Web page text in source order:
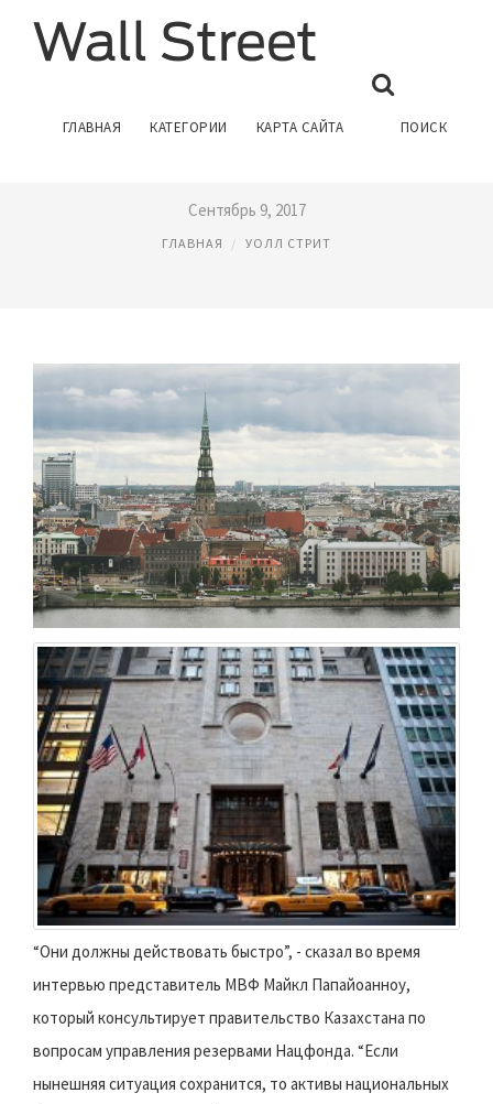
ГЛАВНАЯ КАТЕГОРИИ КАРТА САЙТА ПОИСК
УОЛЛ СТРИТ ДЖОРНАЛ НА
Сентябрь 9, 2017
ГЛАВНАЯ УОЛЛ СТРИТ
“Они должны действовать быстро”, - сказал во время
интервью представитель МВФ Майкл Папайоанноу,
который консультирует правительство Казахстана по
вопросам управления резервами Нацфонда. “Если
нынешняя ситуация сохранится, то активы национальных